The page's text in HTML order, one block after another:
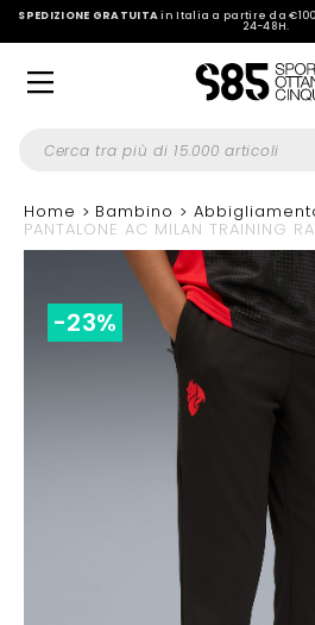
SPEDIZIONE GRATUITAin Italia a partire da
24-48H.
Home Bambino
PANTALONE AC MILAN TRAINING
-23%